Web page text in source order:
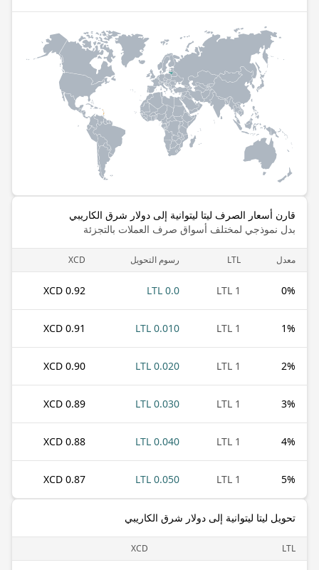
قارن أسعار الصرف ليتا ليتوانية إلى دولار شرق الكاريبي
بدل نموذجي لمختلف أسواق صرف العملات بالتجزئة
معدل LTL رسوم التحويل XCD
0%
1 LTL
0.0 LTL
0.92 XCD
1%
1 LTL
0.010 LTL
0.91 XCD
2%
1 LTL
0.020 LTL
0.90 XCD
3%
1 LTL
0.030 LTL
0.89 XCD
4%
1 LTL
0.040 LTL
0.88 XCD
5%
1 LTL
0.050 LTL
0.87 XCD
تحويل ليتا ليتوانية إلى دولار شرق الكاريبي
LTL
XCD